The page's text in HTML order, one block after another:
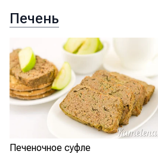
Печень
Печеночное суфле